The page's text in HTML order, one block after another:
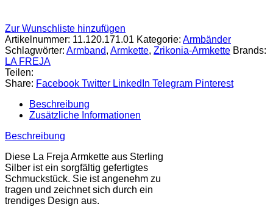
Zur Wunschliste hinzufügen
Artikelnummer: 11.120.171.01 Kategorie: Armbänder
Schlagwörter: Armband, Armkette, Zrikonia-Armkette Brands:
LA FREJA
Teilen:
Share: Facebook Twitter LinkedIn Telegram Pinterest
Beschreibung
Zusätzliche Informationen
Beschreibung
Diese La Freja Armkette aus Sterling
Silber ist ein sorgfältig gefertigtes
Schmuckstück. Sie ist angenehm zu
tragen und zeichnet sich durch ein
trendiges Design aus.